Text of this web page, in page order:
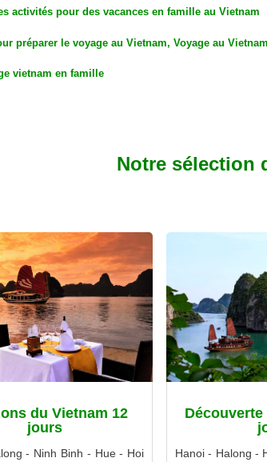
activités pour des vacances en famille au Vietnam
préparer le voyage au Vietnam, Voyage au
vietnam en famille
Notre sélection
du Vietnam 12
jours
- Ninh Binh - Hue - Hoi
Hanoi - Halong -